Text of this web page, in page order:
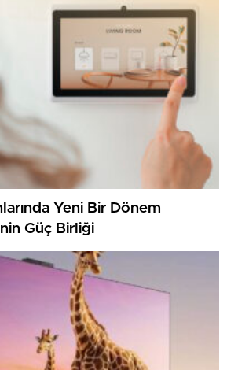
Yeni Bir Dönem
Güç Birliği